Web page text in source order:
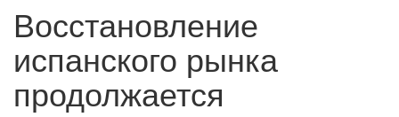
Восстановление
испанского рынка
продолжается